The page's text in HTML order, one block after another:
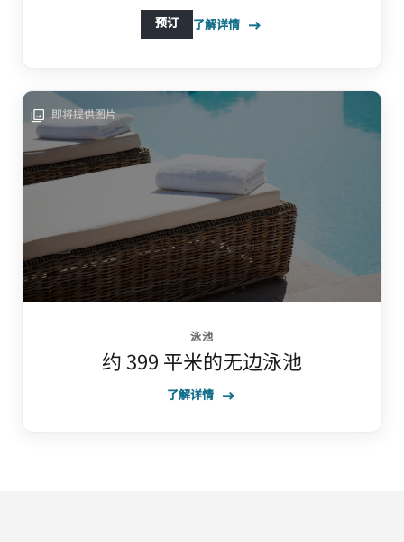
预订 了解详情
即将提供图片
泳池
约 399 平米的无边泳池
了解详情